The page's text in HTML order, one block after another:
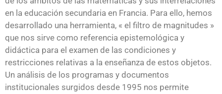
en la educación secundaria en Francia. Para ello, hemos
desarrollado una herramienta, « el filtro de magnitudes »
que nos sirve como referencia epistemológica y
didáctica para el examen de las condiciones y
restricciones relativas a la enseñanza de estos objetos.
Un análisis de los programas y documentos
institucionales surgidos desde 1995 nos permite